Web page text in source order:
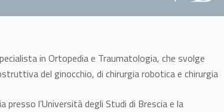
in Ortopedia e Traumatologia, che svolge
del ginocchio, di chirurgia robotica e chirurgia
presso l’Università degli Studi di Brescia e la